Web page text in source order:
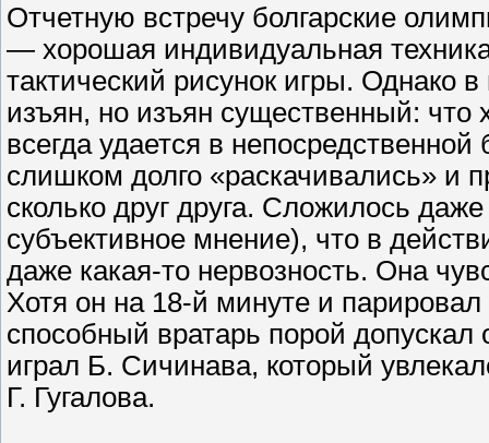
Отчетную встречу болгарские
— хорошая индивидуальная
тактический рисунок игры. Однако
изъян, но изъян существенный: что
всегда удается в
слишком долго «раскачивались» и
сколько друг друга. Сложилось
субъективное мнение), что в
даже какая-то нервозность. Она
Хотя он на 18-й минуте и
способный вратарь порой
играл Б. Сичинава, который
Г. Гугалова.